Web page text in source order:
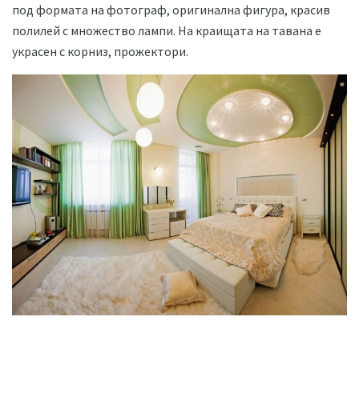
под формата на фотограф, оригинална фигура, красив
полилей с множество лампи. На краищата на тавана е
украсен с корниз, прожектори.